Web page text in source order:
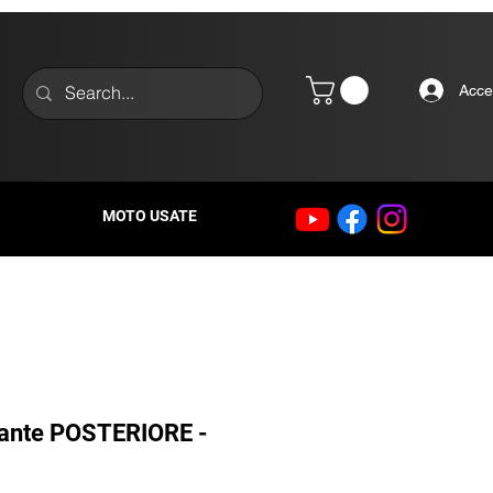
MOTO USATE
POSTERIORE -